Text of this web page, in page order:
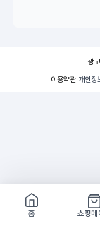
광
이용약관 개인정
홈
쇼핑메